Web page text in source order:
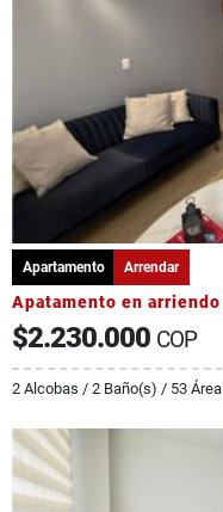
Apartamento Arrendar
Apatamento en
$2.230.000 COP
2 Alcobas / 2 Baño(s) / 53